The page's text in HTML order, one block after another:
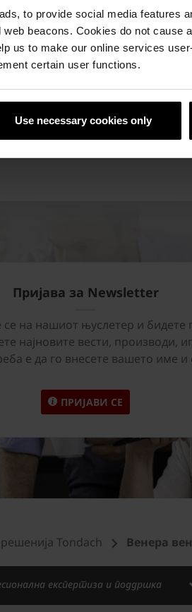
to provide social media features
beacons. Cookies do not cause
us to make our online services
certain user functions.
Use necessary cookies only
Пријава за Newsletter
се на нашиот њуслетер и бидете
најновите вести, производи,
е да го внесете вашето име
ПРИЈАВИ СЕ
Tondach Венера
експертиза и поддршка